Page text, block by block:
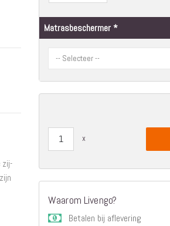
Bureaus
Overige
zij-
Matrasbeschermer
Waarom Livengo?
Betalen bij aflevering